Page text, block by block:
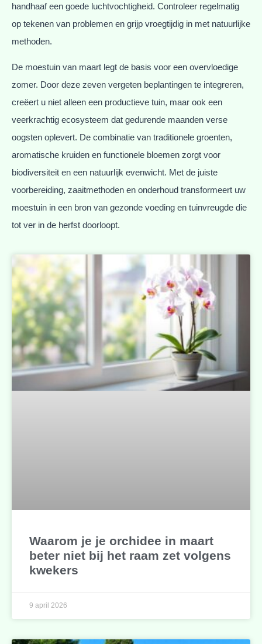
Waarom je je orchidee in maart
beter niet bij het raam zet volgens
kwekers
9 april 2026
handhaaf een goede luchtvochtigheid. Controleer regelmatig
op tekenen van problemen en grijp vroegtijdig in met natuurlijke
methoden.
De moestuin van maart legt de basis voor een overvloedige
zomer. Door deze zeven vergeten beplantingen te integreren,
creëert u niet alleen een productieve tuin, maar ook een
veerkrachtig ecosysteem dat gedurende maanden verse
oogsten oplevert. De combinatie van traditionele groenten,
aromatische kruiden en functionele bloemen zorgt voor
biodiversiteit en een natuurlijk evenwicht. Met de juiste
voorbereiding, zaaitmethoden en onderhoud transformeert uw
moestuin in een bron van gezonde voeding en tuinvreugde die
tot ver in de herfst doorloopt.